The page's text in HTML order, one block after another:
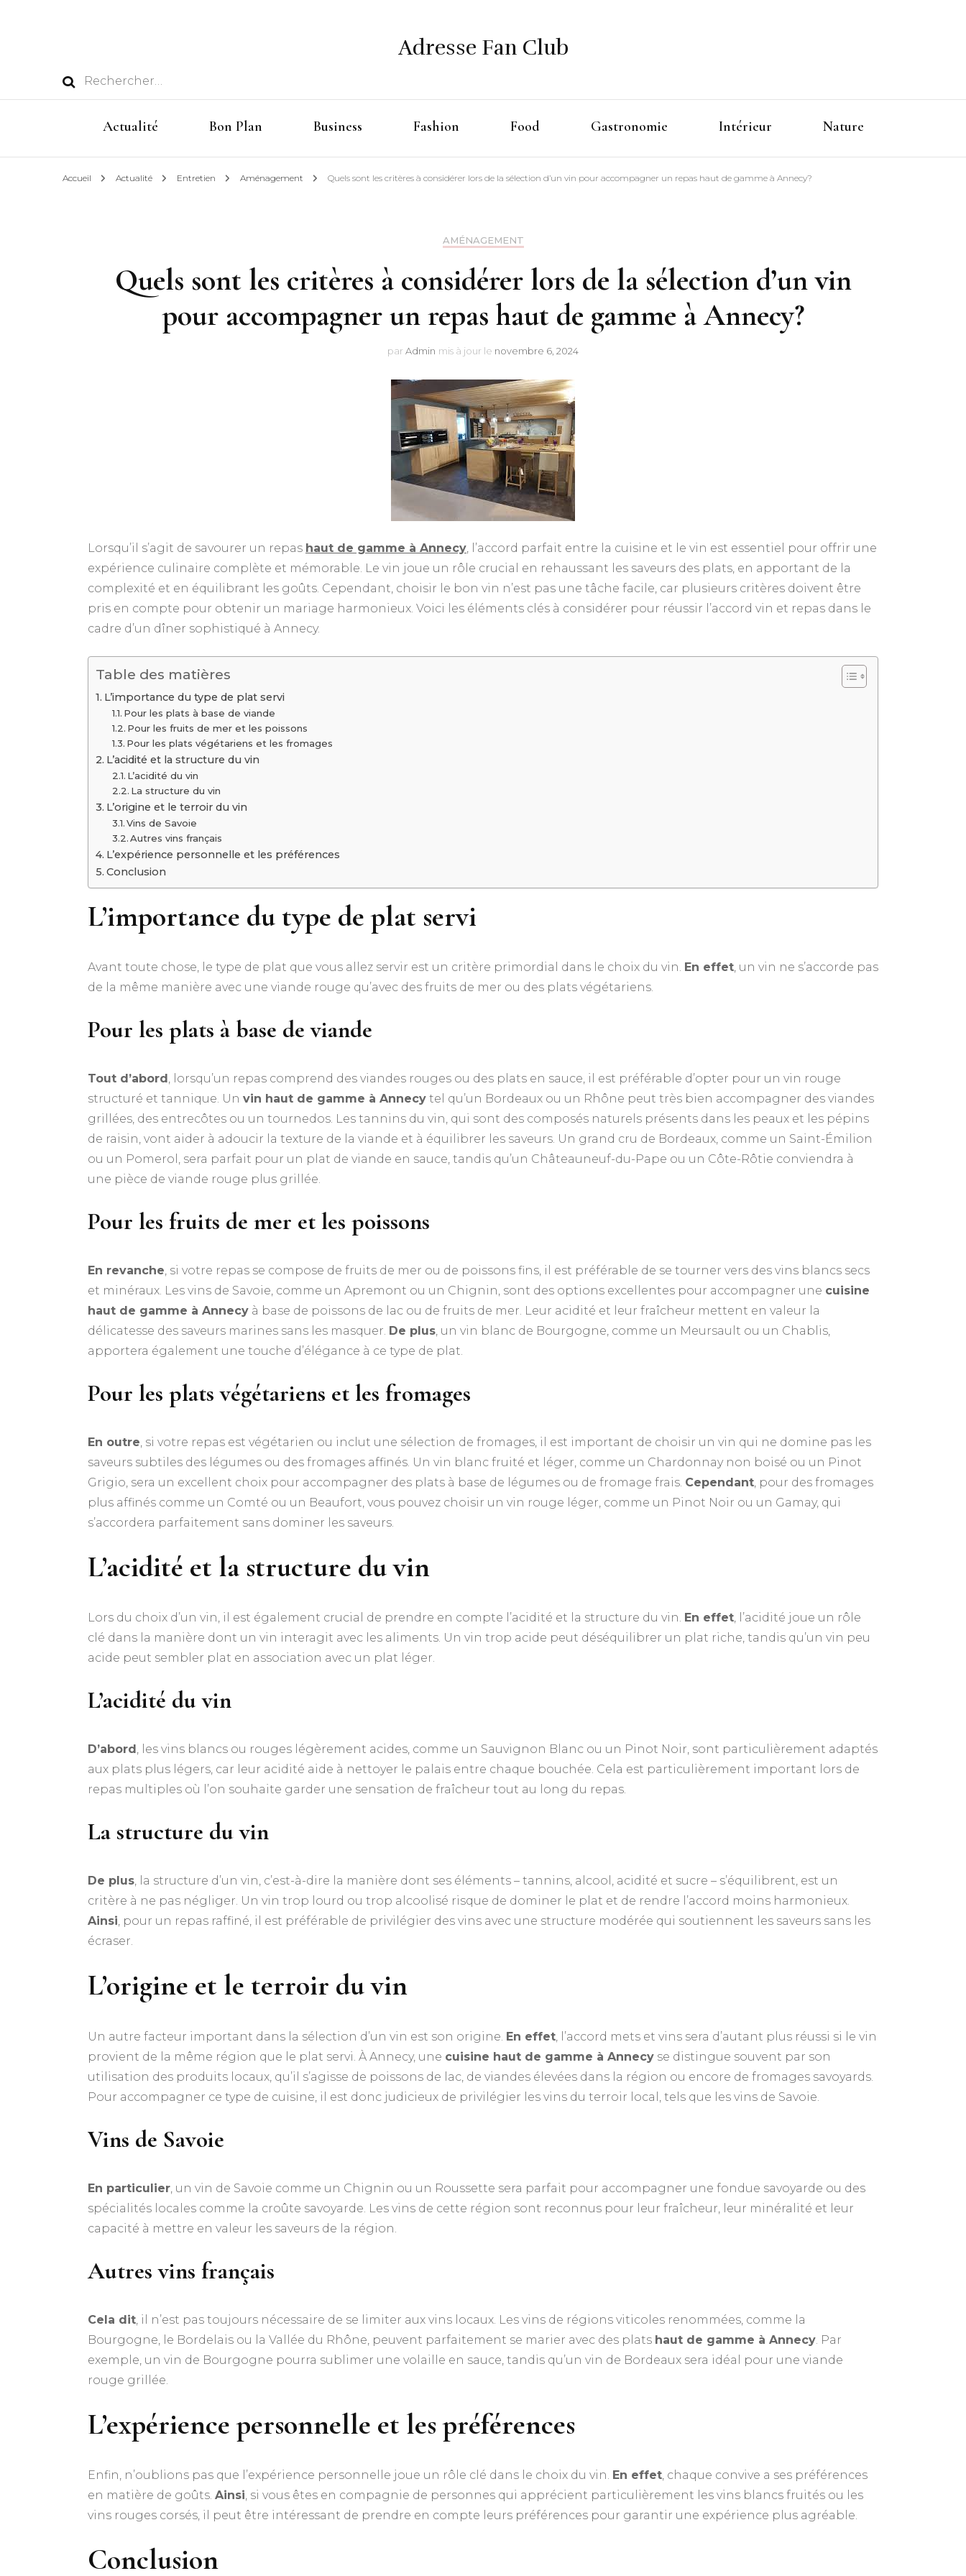
Rechercher :
Adresse Fan Club
Actualité Bon Plan Business Fashion Food Gastronomie Intérieur Nature
Accueil Actualité Entretien Aménagement Quels sont les critères à considérer lors de la sélection d’un vin pour accompagner un repas haut de gamme à Annecy?
AMÉNAGEMENT
Quels sont les critères à considérer lors de la sélection d’un vin
pour accompagner un repas haut de gamme à Annecy?
par Admin mis à jour le novembre 6, 2024
Lorsqu’il s’agit de savourer un repas haut de gamme à Annecy, l’accord parfait entre la cuisine et le vin est essentiel pour offrir une
expérience culinaire complète et mémorable. Le vin joue un rôle crucial en rehaussant les saveurs des plats, en apportant de la
complexité et en équilibrant les goûts. Cependant, choisir le bon vin n’est pas une tâche facile, car plusieurs critères doivent être
pris en compte pour obtenir un mariage harmonieux. Voici les éléments clés à considérer pour réussir l’accord vin et repas dans le
cadre d’un dîner sophistiqué à Annecy.
Table des matières
L’importance du type de plat servi
Pour les plats à base de viande
Pour les fruits de mer et les poissons
Pour les plats végétariens et les fromages
L’acidité et la structure du vin
L’acidité du vin
La structure du vin
L’origine et le terroir du vin
Vins de Savoie
Autres vins français
L’expérience personnelle et les préférences
Conclusion
L’importance du type de plat servi
Avant toute chose, le type de plat que vous allez servir est un critère primordial dans le choix du vin. En effet, un vin ne s’accorde pas
de la même manière avec une viande rouge qu’avec des fruits de mer ou des plats végétariens.
Pour les plats à base de viande
Tout d’abord , lorsqu’un repas comprend des viandes rouges ou des plats en sauce, il est préférable d’opter pour un vin rouge
structuré et tannique. Un vin haut de gamme à Annecy tel qu’un Bordeaux ou un Rhône peut très bien accompagner des viandes
grillées, des entrecôtes ou un tournedos. Les tannins du vin, qui sont des composés naturels présents dans les peaux et les pépins
de raisin, vont aider à adoucir la texture de la viande et à équilibrer les saveurs. Un grand cru de Bordeaux, comme un Saint-Émilion
ou un Pomerol, sera parfait pour un plat de viande en sauce, tandis qu’un Châteauneuf-du-Pape ou un Côte-Rôtie conviendra à
une pièce de viande rouge plus grillée.
Pour les fruits de mer et les poissons
En revanche, si votre repas se compose de fruits de mer ou de poissons fins, il est préférable de se tourner vers des vins blancs secs
et minéraux. Les vins de Savoie, comme un Apremont ou un Chignin, sont des options excellentes pour accompagner une cuisine
haut de gamme à Annecy à base de poissons de lac ou de fruits de mer. Leur acidité et leur fraîcheur mettent en valeur la
délicatesse des saveurs marines sans les masquer. De plus, un vin blanc de Bourgogne, comme un Meursault ou un Chablis,
apportera également une touche d’élégance à ce type de plat.
Pour les plats végétariens et les fromages
En outre, si votre repas est végétarien ou inclut une sélection de fromages, il est important de choisir un vin qui ne domine pas les
saveurs subtiles des légumes ou des fromages affinés. Un vin blanc fruité et léger, comme un Chardonnay non boisé ou un Pinot
Grigio, sera un excellent choix pour accompagner des plats à base de légumes ou de fromage frais. Cependant, pour des fromages
plus affinés comme un Comté ou un Beaufort, vous pouvez choisir un vin rouge léger, comme un Pinot Noir ou un Gamay, qui
s’accordera parfaitement sans dominer les saveurs.
L’acidité et la structure du vin
Lors du choix d’un vin, il est également crucial de prendre en compte l’acidité et la structure du vin. En effet, l’acidité joue un rôle
clé dans la manière dont un vin interagit avec les aliments. Un vin trop acide peut déséquilibrer un plat riche, tandis qu’un vin peu
acide peut sembler plat en association avec un plat léger.
L’acidité du vin
D’abord , les vins blancs ou rouges légèrement acides, comme un Sauvignon Blanc ou un Pinot Noir, sont particulièrement adaptés
aux plats plus légers, car leur acidité aide à nettoyer le palais entre chaque bouchée. Cela est particulièrement important lors de
repas multiples où l’on souhaite garder une sensation de fraîcheur tout au long du repas.
La structure du vin
De plus, la structure d’un vin, c’est-à-dire la manière dont ses éléments – tannins, alcool, acidité et sucre – s’équilibrent, est un
critère à ne pas négliger. Un vin trop lourd ou trop alcoolisé risque de dominer le plat et de rendre l’accord moins harmonieux.
Ainsi, pour un repas raffiné, il est préférable de privilégier des vins avec une structure modérée qui soutiennent les saveurs sans les
écraser.
L’origine et le terroir du vin
Un autre facteur important dans la sélection d’un vin est son origine. En effet , l’accord mets et vins sera d’autant plus réussi si le vin
provient de la même région que le plat servi. À Annecy, une cuisine haut de gamme à Annecy se distingue souvent par son
utilisation des produits locaux, qu’il s’agisse de poissons de lac, de viandes élevées dans la région ou encore de fromages savoyards.
Pour accompagner ce type de cuisine, il est donc judicieux de privilégier les vins du terroir local, tels que les vins de Savoie.
Vins de Savoie
En particulier , un vin de Savoie comme un Chignin ou un Roussette sera parfait pour accompagner une fondue savoyarde ou des
spécialités locales comme la croûte savoyarde. Les vins de cette région sont reconnus pour leur fraîcheur, leur minéralité et leur
capacité à mettre en valeur les saveurs de la région.
Autres vins français
Cela dit , il n’est pas toujours nécessaire de se limiter aux vins locaux. Les vins de régions viticoles renommées, comme la
Bourgogne, le Bordelais ou la Vallée du Rhône, peuvent parfaitement se marier avec des plats haut de gamme à Annecy . Par
exemple, un vin de Bourgogne pourra sublimer une volaille en sauce, tandis qu’un vin de Bordeaux sera idéal pour une viande
rouge grillée.
L’expérience personnelle et les préférences
Enfin, n’oublions pas que l’expérience personnelle joue un rôle clé dans le choix du vin. En effet , chaque convive a ses préférences
en matière de goûts. Ainsi , si vous êtes en compagnie de personnes qui apprécient particulièrement les vins blancs fruités ou les
vins rouges corsés, il peut être intéressant de prendre en compte leurs préférences pour garantir une expérience plus agréable.
Conclusion